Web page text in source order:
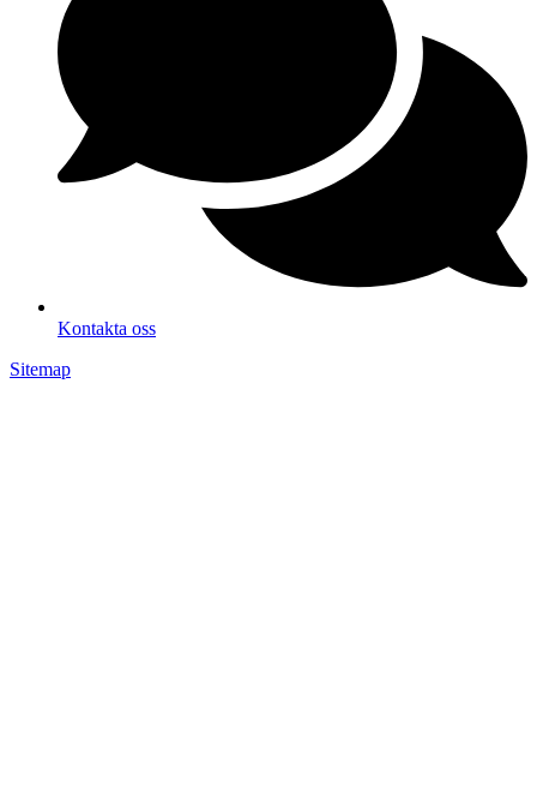
Kontakta oss
Sitemap